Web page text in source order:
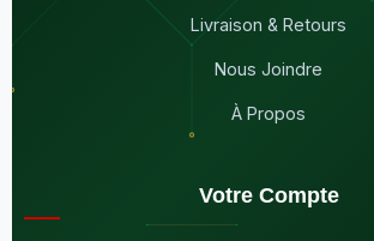
Livraison & Retours
Nous Joindre
À Propos
Votre Compte